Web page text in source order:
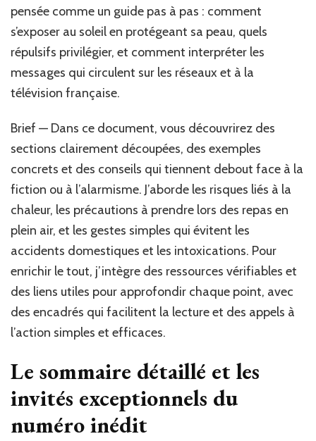
pensée comme un guide pas à pas : comment
s’exposer au soleil en protégeant sa peau, quels
répulsifs privilégier, et comment interpréter les
messages qui circulent sur les réseaux et à la
télévision française.
Brief — Dans ce document, vous découvrirez des
sections clairement découpées, des exemples
concrets et des conseils qui tiennent debout face à la
fiction ou à l’alarmisme. J’aborde les risques liés à la
chaleur, les précautions à prendre lors des repas en
plein air, et les gestes simples qui évitent les
accidents domestiques et les intoxications. Pour
enrichir le tout, j’intègre des ressources vérifiables et
des liens utiles pour approfondir chaque point, avec
des encadrés qui facilitent la lecture et des appels à
l’action simples et efficaces.
Le sommaire détaillé et les
invités exceptionnels du
numéro inédit